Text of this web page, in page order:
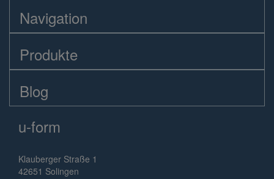
Navigation
Produkte
Blog
u-form
Klauberger Straße 1
42651 Solingen